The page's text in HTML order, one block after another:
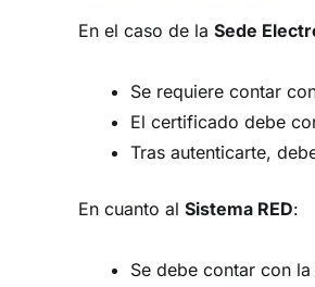
En el caso de la Sede
Se requiere contar
El certificado debe
Tras autenticarte,
En cuanto al Sistema RED:
Se debe contar con